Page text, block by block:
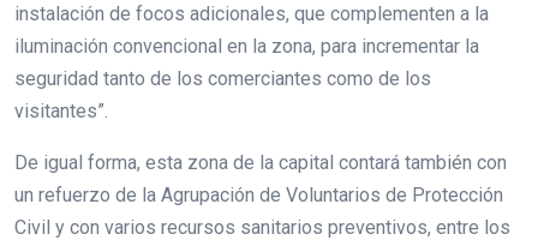
instalación de focos adicionales, que complementen a la
iluminación convencional en la zona, para incrementar la
seguridad tanto de los comerciantes como de los
visitantes”.
De igual forma, esta zona de la capital contará también con
un refuerzo de la Agrupación de Voluntarios de Protección
Civil y con varios recursos sanitarios preventivos, entre los